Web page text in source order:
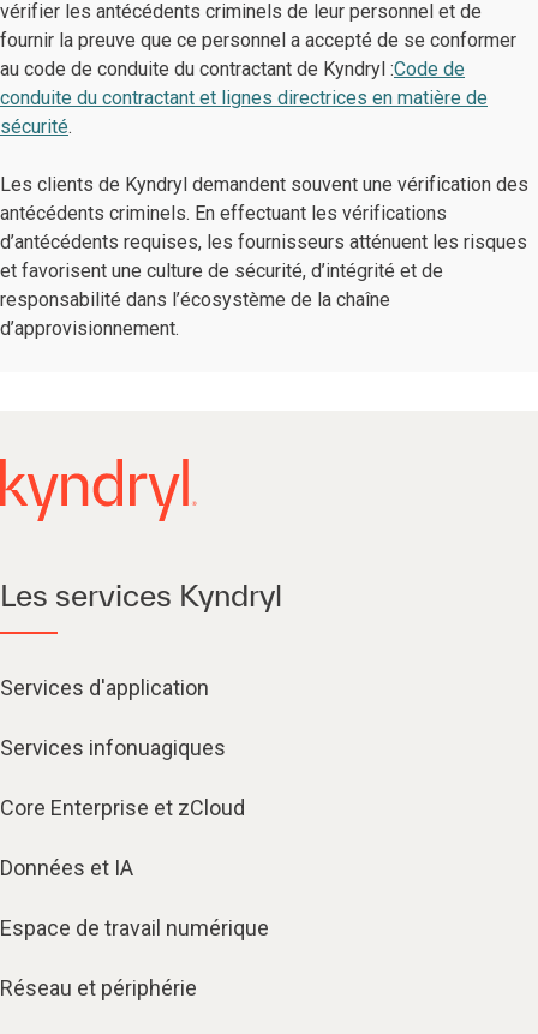
vérifier les antécédents criminels de leur personnel et de
fournir la preuve que ce personnel a accepté de se conformer
au code de conduite du contractant de Kyndryl :Code de
conduite du contractant et lignes directrices en matière de
sécurité.
Les clients de Kyndryl demandent souvent une vérification des
antécédents criminels. En effectuant les vérifications
d’antécédents requises, les fournisseurs atténuent les risques
et favorisent une culture de sécurité, d’intégrité et de
responsabilité dans l’écosystème de la chaîne
d’approvisionnement.
Les services Kyndryl
Services d'application
Services infonuagiques​
Core Enterprise et zCloud
Données et IA
Espace de travail numérique
Réseau et périphérie